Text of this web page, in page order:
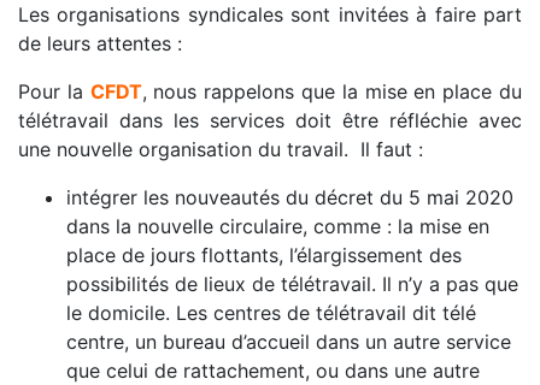
Les organisations syndicales sont invitées à faire part
de leurs attentes :
Pour la CFDT, nous rappelons que la mise en place du
télétravail dans les services doit être réfléchie avec
une nouvelle organisation du travail. Il faut :
intégrer les nouveautés du décret du 5 mai 2020
dans la nouvelle circulaire, comme : la mise en
place de jours flottants, l’élargissement des
possibilités de lieux de télétravail. Il n’y a pas que
le domicile. Les centres de télétravail dit télé
centre, un bureau d’accueil dans un autre service
que celui de rattachement, ou dans une autre